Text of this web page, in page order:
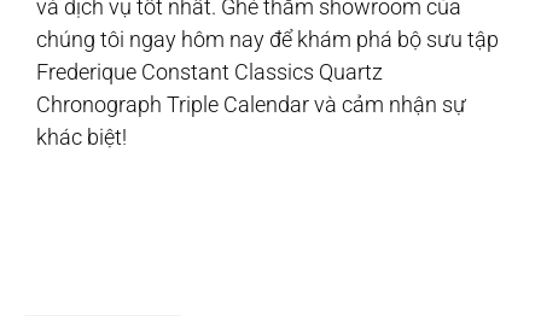
và dịch vụ tốt nhất. Ghé thăm showroom của
chúng tôi ngay hôm nay để khám phá bộ sưu tập
Frederique Constant Classics Quartz
Chronograph Triple Calendar và cảm nhận sự
khác biệt!